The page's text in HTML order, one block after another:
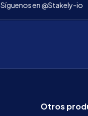
Síguenos en @Stakely-io
Otros